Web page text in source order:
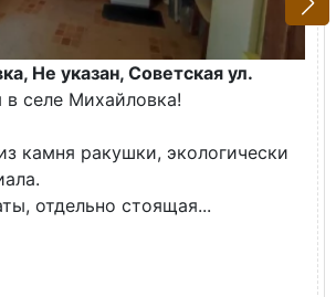
Не указан, Советская ул.
селе Михайловка!
камня ракушки, экологически
отдельно стоящая...